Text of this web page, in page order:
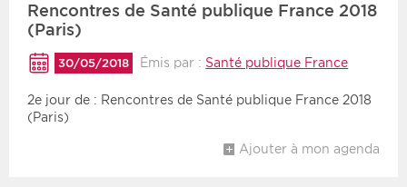
Médico-social
Choisir une date de début
Inversé
Rencontres de Santé publique France 2018
(Paris)
30/05/2018 Émis par : Santé publique France
2e jour de : Rencontres de Santé publique France 2018
(Paris)
Ajouter à mon agenda